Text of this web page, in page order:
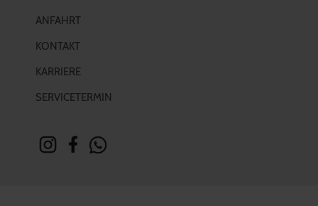
ANFAHRT
KONTAKT
KARRIERE
SERVICETERMIN